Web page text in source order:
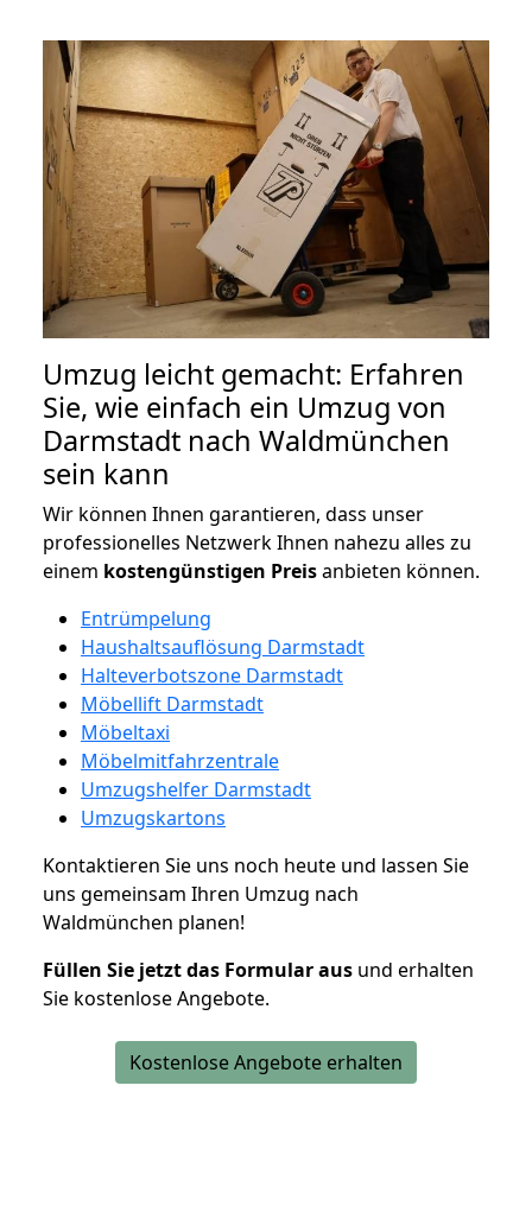
Umzug leicht gemacht: Erfahren
Sie, wie einfach ein Umzug von
Darmstadt nach Waldmünchen
sein kann
Wir können Ihnen garantieren, dass unser
professionelles Netzwerk Ihnen nahezu alles zu
einem kostengünstigen Preisanbieten können.
Entrümpelung
Haushaltsauflösung Darmstadt
Halteverbotszone Darmstadt
Möbellift Darmstadt
Möbeltaxi
Möbelmitfahrzentrale
Umzugshelfer Darmstadt
Umzugskartons
Kontaktieren Sie uns noch heute und lassen Sie
uns gemeinsam Ihren Umzug nach
Waldmünchen planen!
Füllen Sie jetzt das Formular aus und erhalten
Sie kostenlose Angebote.
Kostenlose Angebote erhalten